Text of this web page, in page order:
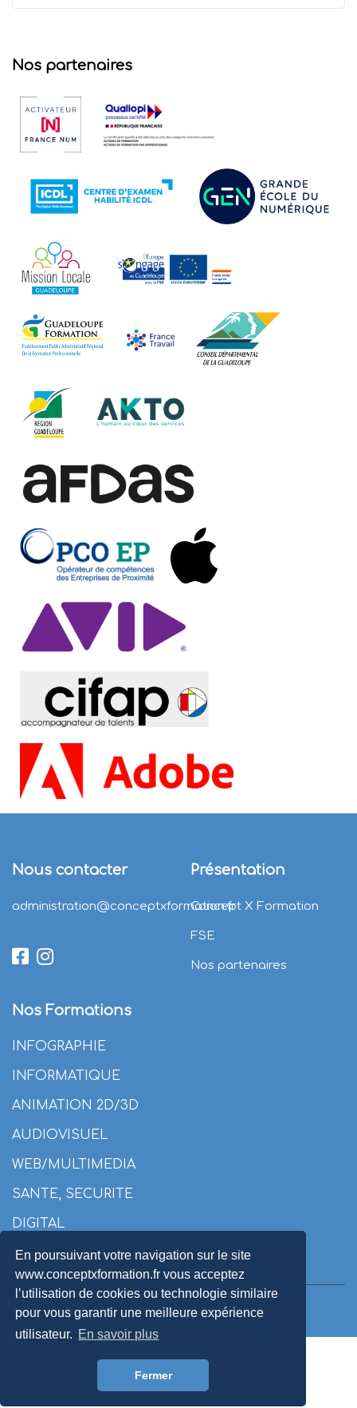
En poursuivant votre navigation sur le site
www.conceptxformation.fr vous acceptez
l’utilisation de cookies ou technologie similaire
pour vous garantir une meilleure expérience
utilisateur. En savoir plus
Fermer
Nos partenaires
Nous contacter
administration@conceptxformation.fr
Présentation
Concept X Formation
FSE
Nos partenaires
Nos Formations
INFOGRAPHIE
INFORMATIQUE
ANIMATION 2D/3D
AUDIOVISUEL
WEB/MULTIMEDIA
SANTE, SECURITE
DIGITAL
© 2025Concept X Formation